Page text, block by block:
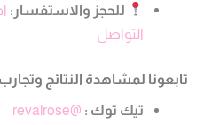
للحجز والاستفسار:
التواصل
تابعونا لمشاهدة النتائج
تيك توك : @revalrose